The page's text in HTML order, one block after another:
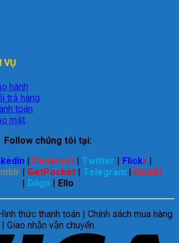
VỤ
hành
trả hàng
toán
mật
Follow chúng tôi tại:
| Pinterest | Twitter | Flickr |
| GetPocket | Telegram | Reddit
| Diigo | Ello
thức thanh toán | Chính sách mua hàng
| Giao nhận vận chuyển